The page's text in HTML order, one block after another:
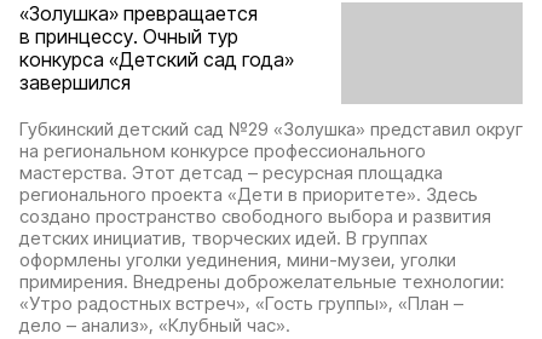
«Золушка» превращается
в принцессу. Очный тур
конкурса «Детский сад года»
завершился
Губкинский детский сад №29 «Золушка» представил округ
на региональном конкурсе профессионального
мастерства. Этот детсад – ресурсная площадка
регионального проекта «Дети в приоритете». Здесь
создано пространство свободного выбора и развития
детских инициатив, творческих идей. В группах
оформлены уголки уединения, мини-музеи, уголки
примирения. Внедрены доброжелательные технологии:
«Утро радостных встреч», «Гость группы», «План –
дело – анализ», «Клубный час».